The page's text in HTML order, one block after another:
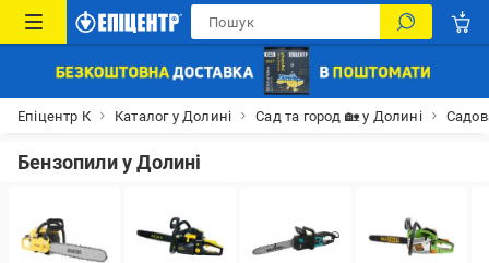
Епіцентр К Каталог у Долині Сад та город 🏡 у Долині
Бензопили у Долині